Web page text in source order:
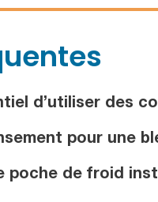
d’utiliser des
pour une
poche de froid